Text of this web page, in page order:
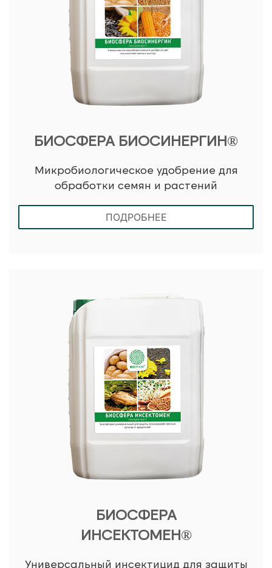
БИОСФЕРА БИОСИНЕРГИН®
Микробиологическое удобрение для
обработки семян и растений
ПОДРОБНЕЕ
БИОСФЕРА
ИНСЕКТОМЕН®
Универсальный инсектицид для защиты